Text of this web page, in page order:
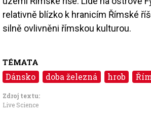
relativně blízko k hranicím Římské
silně ovlivněni římskou kulturou.
TÉMATA
Dánsko doba železná hrob
Zdroj textu:
Live Science